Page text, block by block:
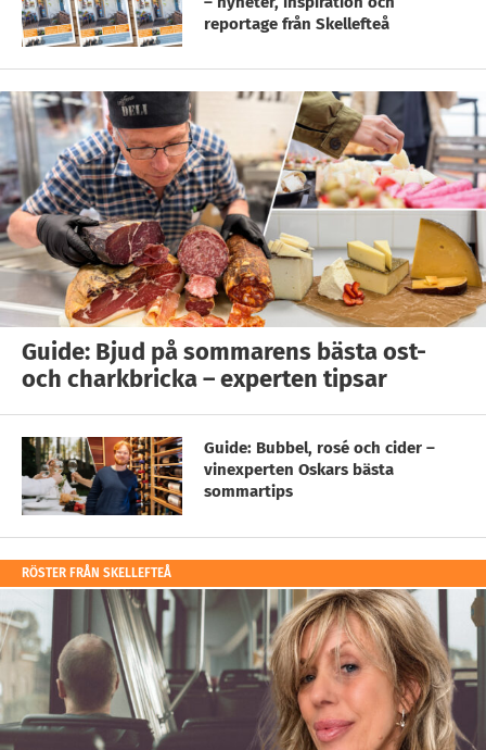
reportage från Skellefteå
Guide: Bjud på sommarens bästa ost-
och charkbricka – experten tipsar
Guide: Bubbel, rosé och cider –
vinexperten Oskars bästa
sommartips
RÖSTER FRÅN SKELLEFTEÅ